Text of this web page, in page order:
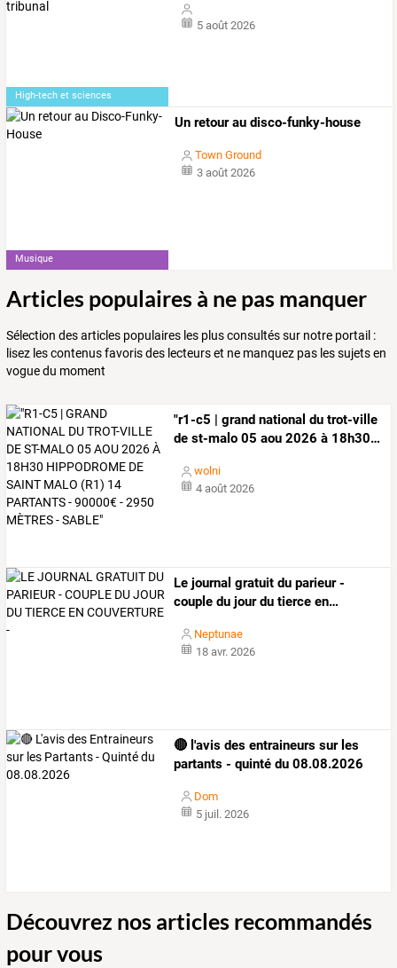
High-tech et sciences
5 août 2026
Musique
Un retour au disco-funky-house
Town Ground
3 août 2026
Articles populaires à ne pas manquer
Sélection des articles populaires les plus consultés sur notre portail :
lisez les contenus favoris des lecteurs et ne manquez pas les sujets en
vogue du moment
"r1-c5 grand national du trot-ville
de st-malo 05 aou 2026 à 18h30…
wolni
4 août 2026
Le journal gratuit du parieur-
couple du jourdu tierce en…
Neptunae
18 avr. 2026
🔴 l'avis des entraineurs sur les
partants - quinté du 08.08.2026
Dom
5 juil. 2026
Découvrez nos articles recommandés
pour vous